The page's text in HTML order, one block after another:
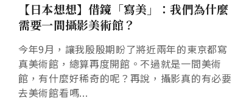
【日本想想】借鏡「寫美」：我們為什麼
需要一間攝影美術館？
今年9月，讓我殷殷期盼了將近兩年的東京都寫
真美術館，總算再度開館。不過就是一間美術
館，有什麼好稀奇的呢？再說，攝影真的有必要
去美術館看嗎...